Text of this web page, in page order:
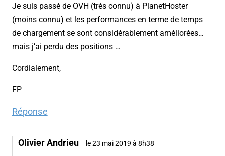
Je suis passé de OVH (très connu) à PlanetHoster
(moins connu) et les performances en terme de temps
de chargement se sont considérablement améliorées…
mais j’ai perdu des positions …
Cordialement,
FP
Réponse
Olivier Andrieu le 23 mai 2019 à 8h38